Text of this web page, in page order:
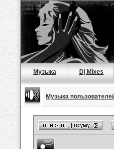
Музыка Dj Mixes
Музыка